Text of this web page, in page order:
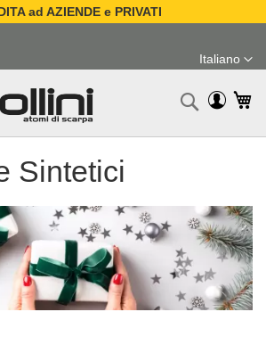
ad AZIENDE e PRIVATI
contenuto
Lingua
Italiano
Sintetici